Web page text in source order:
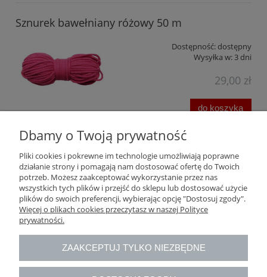
Sznurek bawełniany różowy 50 m
Dostępność: dostępny
Wysyłka w: 3 dni
29,00 zł
do koszyka
Pomoc
Moje konto
Płatności i dostawa
Informacje
Dbamy o Twoją prywatność
Pliki cookies i pokrewne im technologie umożliwiają poprawne
działanie strony i pomagają nam dostosować ofertę do Twoich
potrzeb. Możesz zaakceptować wykorzystanie przez nas
wszystkich tych plików i przejść do sklepu lub dostosować użycie
plików do swoich preferencji, wybierając opcję "Dostosuj zgody".
Więcej o plikach cookies przeczytasz w naszej Polityce
prywatności.
ZAAKCEPTUJ TYLKO NIEZBĘDNE